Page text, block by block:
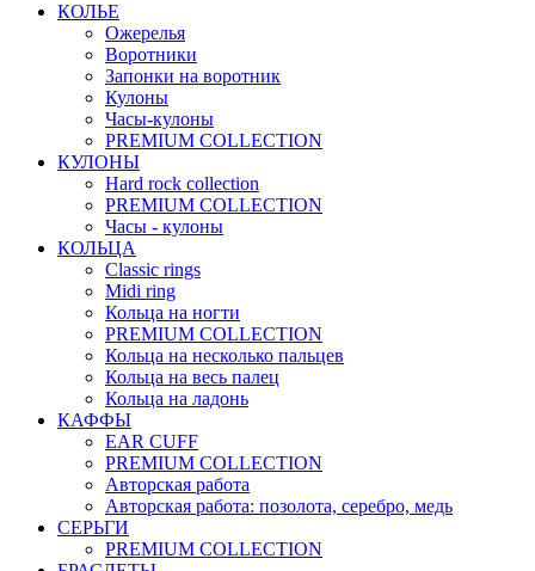
КОЛЬЕ
Ожерелья
Воротники
Запонки на воротник
Кулоны
Часы-кулоны
PREMIUM COLLECTION
КУЛОНЫ
Hard rock collection
PREMIUM COLLECTION
Часы - кулоны
КОЛЬЦА
Classic rings
Midi ring
Кольца на ногти
PREMIUM COLLECTION
Кольца на несколько пальцев
Кольца на весь палец
Кольца на ладонь
КАФФЫ
EAR CUFF
PREMIUM COLLECTION
Авторская работа
Авторская работа: позолота, серебро, медь
СЕРЬГИ
PREMIUM COLLECTION